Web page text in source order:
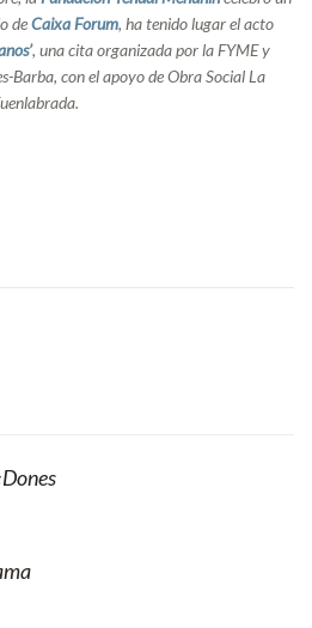
deCaixa Forum, ha tenido lugar el acto
, una cita organizada por la FYME y
Barba, con el apoyo de Obra Social La